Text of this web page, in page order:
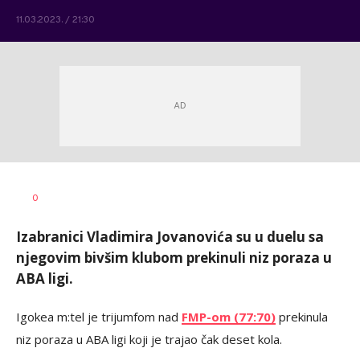
11.03.2023. / 21:30
AUTOR
0
Izabranici Vladimira Jovanovića su u duelu sa
njegovim bivšim klubom prekinuli niz poraza u
ABA ligi.
Igokea m:tel je trijumfom nad FMP-om (77:70) prekinula
niz poraza u ABA ligi koji je trajao čak deset kola.